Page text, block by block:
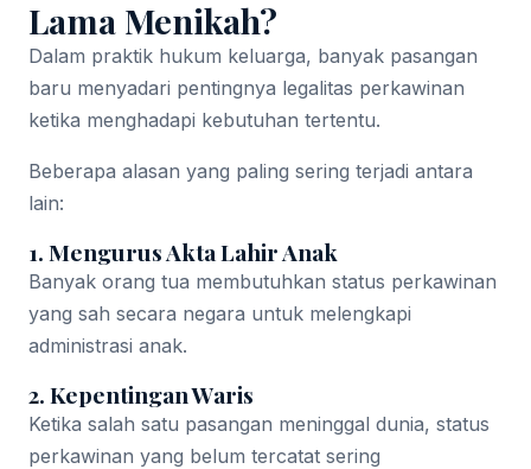
Lama Menikah?
Dalam praktik hukum keluarga, banyak pasangan
baru menyadari pentingnya legalitas perkawinan
ketika menghadapi kebutuhan tertentu.
Beberapa alasan yang paling sering terjadi antara
lain:
1. Mengurus Akta Lahir Anak
Banyak orang tua membutuhkan status perkawinan
yang sah secara negara untuk melengkapi
administrasi anak.
2. Kepentingan Waris
Ketika salah satu pasangan meninggal dunia, status
perkawinan yang belum tercatat sering